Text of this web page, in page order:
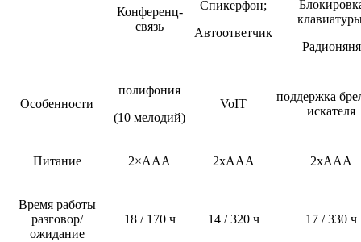
Конференц-
связь
Спикерфон;
Автоответчик
Радионяня
Особенности
полифония
(10 мелодий)
VoIT
поддержка
искателя
Питание 2×ААА 2xAAA 2xAAA
Время работы
разговор/
ожидание
18 / 170 ч 14 / 320 ч 17 / 330 ч